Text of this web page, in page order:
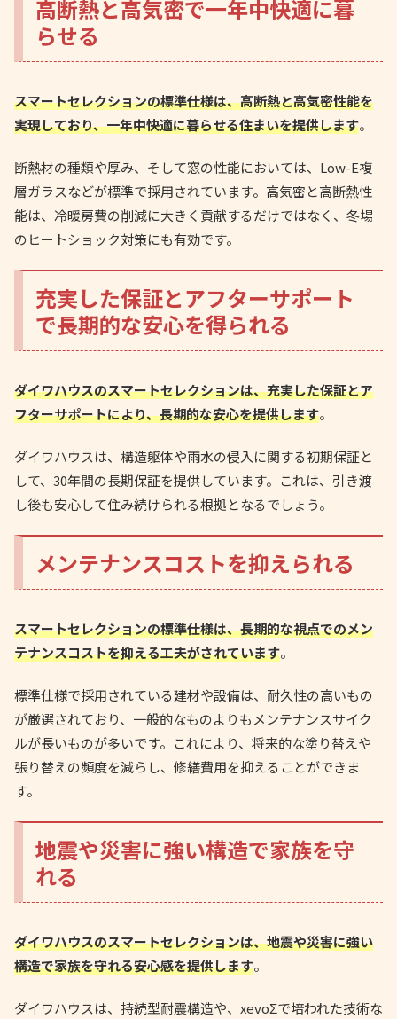
高断熱と高気密で一年中快適に暮
らせる
スマートセレクションの標準仕様は、高断熱と高気密性能を
実現しており、一年中快適に暮らせる住まいを提供します。
断熱材の種類や厚み、そして窓の性能においては、Low-E複
層ガラスなどが標準で採用されています。高気密と高断熱性
能は、冷暖房費の削減に大きく貢献するだけではなく、冬場
のヒートショック対策にも有効です。
充実した保証とアフターサポート
で長期的な安心を得られる
ダイワハウスのスマートセレクションは、充実した保証とア
フターサポートにより、長期的な安心を提供します。
ダイワハウスは、構造躯体や雨水の侵入に関する初期保証と
して、30年間の長期保証を提供しています。これは、引き渡
し後も安心して住み続けられる根拠となるでしょう。
メンテナンスコストを抑えられる
スマートセレクションの標準仕様は、長期的な視点でのメン
テナンスコストを抑える工夫がされています。
標準仕様で採用されている建材や設備は、耐久性の高いもの
が厳選されており、一般的なものよりもメンテナンスサイク
ルが長いものが多いです。これにより、将来的な塗り替えや
張り替えの頻度を減らし、修繕費用を抑えることができま
す。
地震や災害に強い構造で家族を守
れる
ダイワハウスのスマートセレクションは、地震や災害に強い
構造で家族を守れる安心感を提供します。
ダイワハウスは、持続型耐震構造や、xevoΣで培われた技術な